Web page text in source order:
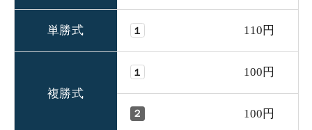
単勝式 １ 110円
複勝式
１ 100円
２ 100円